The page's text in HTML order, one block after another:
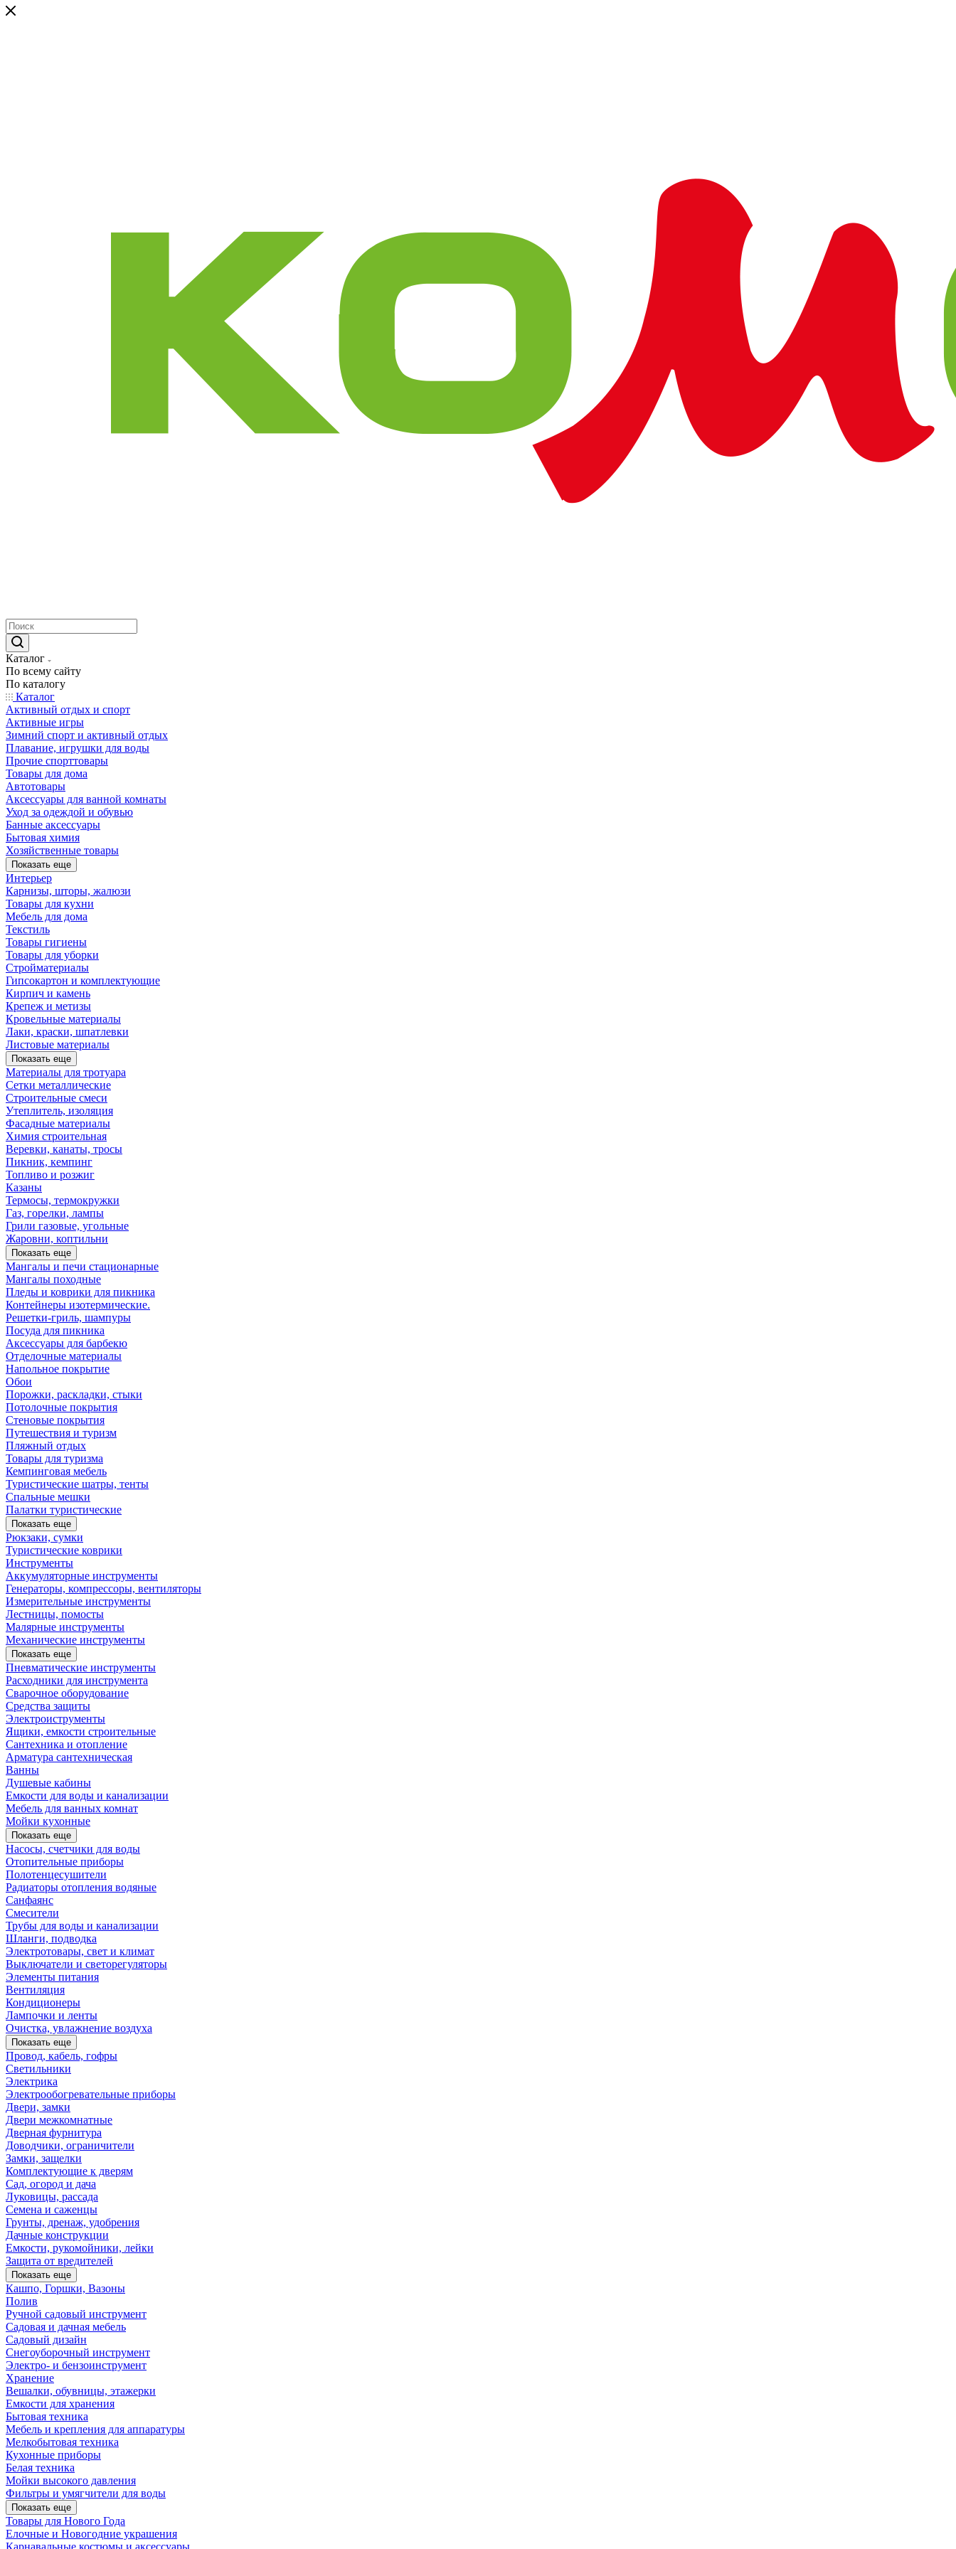
Каталог
По всему сайту
По каталогу
Каталог
Активный отдых и спорт
Активные игры
Зимний спорт и активный отдых
Плавание, игрушки для воды
Прочие спорттовары
Товары для дома
Автотовары
Аксессуары для ванной комнаты
Уход за одеждой и обувью
Банные аксессуары
Бытовая химия
Хозяйственные товары
Показать еще
Интерьер
Карнизы, шторы, жалюзи
Товары для кухни
Мебель для дома
Текстиль
Товары гигиены
Товары для уборки
Стройматериалы
Гипсокартон и комплектующие
Кирпич и камень
Крепеж и метизы
Кровельные материалы
Лаки, краски, шпатлевки
Листовые материалы
Показать еще
Материалы для тротуара
Сетки металлические
Строительные смеси
Утеплитель, изоляция
Фасадные материалы
Химия строительная
Веревки, канаты, тросы
Пикник, кемпинг
Топливо и розжиг
Казаны
Термосы, термокружки
Газ, горелки, лампы
Грили газовые, угольные
Жаровни, коптильни
Показать еще
Мангалы и печи стационарные
Мангалы походные
Пледы и коврики для пикника
Контейнеры изотермические.
Решетки-гриль, шампуры
Посуда для пикника
Аксессуары для барбекю
Отделочные материалы
Напольное покрытие
Обои
Порожки, раскладки, стыки
Потолочные покрытия
Стеновые покрытия
Путешествия и туризм
Пляжный отдых
Товары для туризма
Кемпинговая мебель
Туристические шатры, тенты
Спальные мешки
Палатки туристические
Показать еще
Рюкзаки, сумки
Туристические коврики
Инструменты
Аккумуляторные инструменты
Генераторы, компрессоры, вентиляторы
Измерительные инструменты
Лестницы, помосты
Малярные инструменты
Механические инструменты
Показать еще
Пневматические инструменты
Расходники для инструмента
Сварочное оборудование
Средства защиты
Электроиструменты
Ящики, емкости строительные
Сантехника и отопление
Арматура сантехническая
Ванны
Душевые кабины
Емкости для воды и канализации
Мебель для ванных комнат
Мойки кухонные
Показать еще
Насосы, счетчики для воды
Отопительные приборы
Полотенцесушители
Радиаторы отопления водяные
Санфаянс
Смесители
Трубы для воды и канализации
Шланги, подводка
Электротовары, свет и климат
Выключатели и светорегуляторы
Элементы питания
Вентиляция
Кондиционеры
Лампочки и ленты
Очистка, увлажнение воздуха
Показать еще
Провод, кабель, гофры
Светильники
Электрика
Электрообогревательные приборы
Двери, замки
Двери межкомнатные
Дверная фурнитура
Доводчики, ограничители
Замки, защелки
Комплектующие к дверям
Сад, огород и дача
Луковицы, рассада
Семена и саженцы
Грунты, дренаж, удобрения
Дачные конструкции
Емкости, рукомойники, лейки
Защита от вредителей
Показать еще
Кашпо, Горшки, Вазоны
Полив
Ручной садовый инструмент
Садовая и дачная мебель
Садовый дизайн
Снегоуборочный инструмент
Электро- и бензоинструмент
Хранение
Вешалки, обувницы, этажерки
Емкости для хранения
Бытовая техника
Мебель и крепления для аппаратуры
Мелкобытовая техника
Кухонные приборы
Белая техника
Мойки высокого давления
Фильтры и умягчители для воды
Показать еще
Товары для Нового Года
Елочные и Новогодние украшения
Карнавальные костюмы и аксессуары